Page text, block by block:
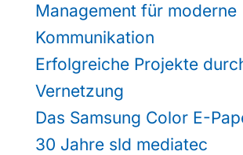
Management für moderne
Kommunikation
Erfolgreiche Projekte
Vernetzung
Das Samsung Color E-
30 Jahre sld mediatec